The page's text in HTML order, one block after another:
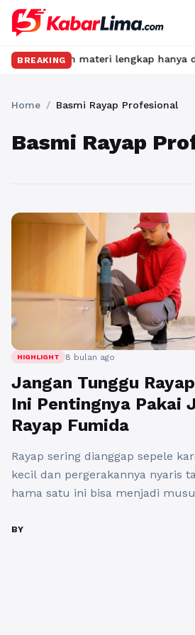
BREAKING
dan materi lengkap hanya di
Home / Basmi Rayap Profesional
Basmi Rayap
HIGHLIGHT 8 bulan ago
Jangan Tunggu
Ini Pentingnya Pakai
Rayap Fumida
Rayap sering dianggap sepele
kecil dan pergerakannya nyaris
hama satu ini bisa menjadi
komersial. Banyak kasus
BY